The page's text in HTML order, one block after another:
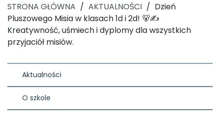
STRONA GŁÓWNA / AKTUALNOŚCI / Dzień
Pluszowego Misia w klasach 1d i 2d! 🐻✍️
Kreatywność, uśmiech i dyplomy dla wszystkich
przyjaciół misiów.
Aktualności
O szkole